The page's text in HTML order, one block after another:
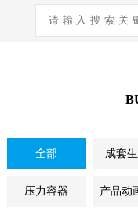
全部 成套
压力容器 产品动